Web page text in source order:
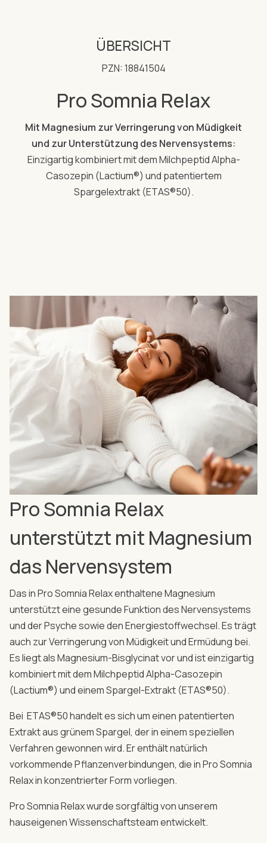
ÜBERSICHT
PZN: 18841504
Pro Somnia Relax
Mit Magnesium zur Verringerung von Müdigkeit
und zur Unterstützung des Nervensystems:
Einzigartig kombiniert mit dem Milchpeptid Alpha-
Casozepin (Lactium®) und patentiertem
Spargelextrakt (ETAS®50).
Pro Somnia Relax
unterstützt mit Magnesium
das Nervensystem
Das in Pro Somnia Relax enthaltene Magnesium
unterstützt eine gesunde Funktion des Nervensystems
und der Psyche sowie den Energiestoffwechsel. Es trägt
auch zur Verringerung von Müdigkeit und Ermüdung bei.
Es liegt als Magnesium-Bisglycinat vor und ist einzigartig
kombiniert mit dem Milchpeptid Alpha-Casozepin
(Lactium®) und einem Spargel-Extrakt (ETAS®50).
Bei ETAS®50 handelt es sich um einen patentierten
Extrakt aus grünem Spargel, der in einem speziellen
Verfahren gewonnen wird. Er enthält natürlich
vorkommende Pflanzenverbindungen, die in Pro Somnia
Relax in konzentrierter Form vorliegen.
Pro Somnia Relax wurde sorgfältig von unserem
hauseigenen Wissenschaftsteam entwickelt.